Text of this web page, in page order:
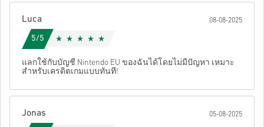
Luca 08-08-2025
5/5
แลกใช้กับบัญชี Nintendo EU ของฉันได้โดยไม่มีปัญหา เหมาะ
สำหรับเครดิตเกมแบบทันที!
Jonas 05-08-2025